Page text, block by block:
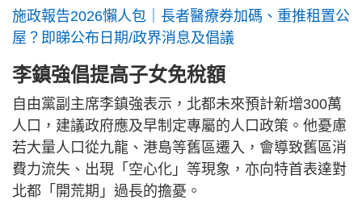
施政報告2026懶人包｜長者醫療券加碼、重推租置公
屋？即睇公布日期/政界消息及倡議
李鎮強倡提高子女免稅額
自由黨副主席李鎮強表示，北都未來預計新增300萬
人口，建議政府應及早制定專屬的人口政策。他憂慮
若大量人口從九龍、港島等舊區遷入，會導致舊區消
費力流失、出現「空心化」等現象，亦向特首表達對
北都「開荒期」過長的擔憂。